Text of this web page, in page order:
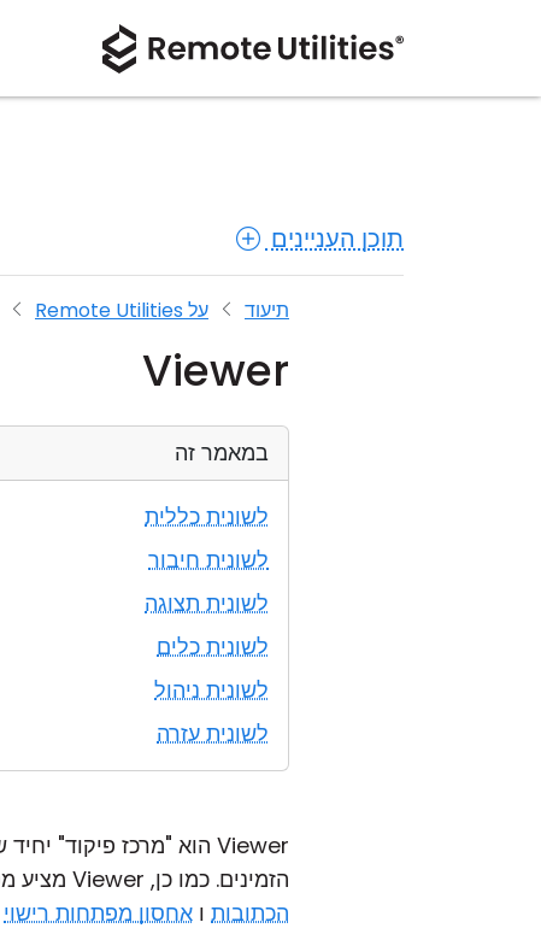
תוכן העניינים
תיעוד על Remote Utilities
Viewer
במאמר זה
לשונית כללית
לשונית חיבור
לשונית תצוגה
לשונית כלים
לשונית ניהול
לשונית עזרה
Viewer הוא "מרכז פיקוד" יחיד שבו אתה שומר את
הזמינים. כמו כן, Viewer מציע מספר כלים מובנים כמו
הכתובות ו אחסון מפתחות רישוי